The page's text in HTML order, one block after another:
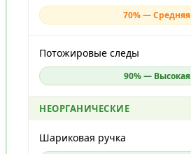
70% — Средняя
Потожировые следы
90% — Высокая
НЕОРГАНИЧЕСКИЕ
Шариковая ручка